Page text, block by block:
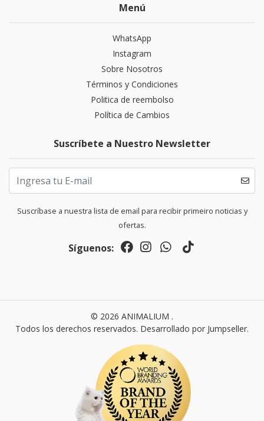
Menú
WhatsApp
Instagram
Sobre Nosotros
Términos y Condiciones
Politica de reembolso
Política de Cambios
Suscríbete a Nuestro Newsletter
Suscríbase a nuestra lista de email para recibir primeiro noticias y
ofertas.
Síguenos:
© 2026 ANIMALIUM .
Todos los derechos reservados. Desarrollado por Jumpseller.